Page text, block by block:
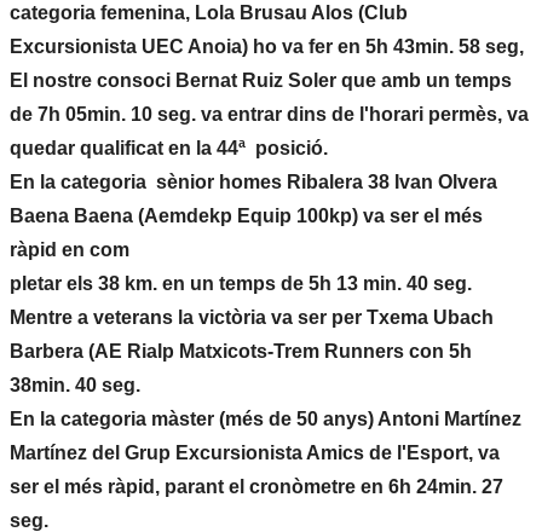
categoria femenina, Lola Brusau Alos (Club
Excursionista UEC Anoia) ho va fer en 5h 43min. 58 seg,
El nostre consoci Bernat Ruiz Soler que amb un temps
de 7h 05min. 10 seg. va entrar dins de l'horari permès, va
quedar qualificat en la 44ª posició.
En la categoria sènior homes Ribalera 38 Ivan Olvera
Baena Baena (Aemdekp Equip 100kp) va ser el més
ràpid en com
pletar els 38 km. en un temps de 5h 13 min. 40 seg.
Mentre a veterans la victòria va ser per Txema Ubach
Barbera (AE Rialp Matxicots-Trem Runners con 5h
38min. 40 seg.
En la categoria màster (més de 50 anys) Antoni Martínez
Martínez del Grup Excursionista Amics de l'Esport, va
ser el més ràpid, parant el cronòmetre en 6h 24min. 27
seg.